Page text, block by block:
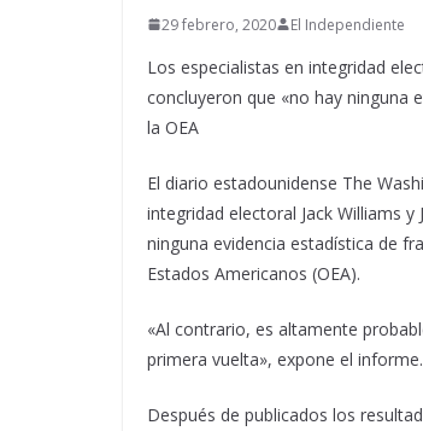
29 febrero, 2020 El Independiente
Los especialistas en integridad
concluyeron que «no hay ninguna
la OEA
El diario estadounidense The
integridad electoral Jack Williams
ninguna evidencia estadística de
Estados Americanos (OEA).
«Al contrario, es altamente
primera vuelta», expone el informe.
Después de publicados los